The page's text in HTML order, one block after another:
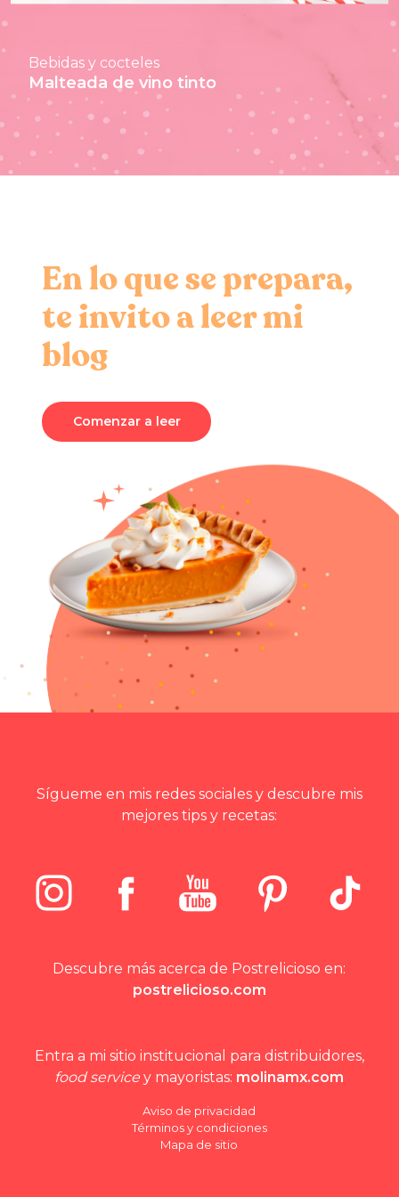
Bebidas y cocteles
Malteada de vino tinto
En lo que se prepara,
te invito a leer mi
blog
Comenzar a leer
Sígueme en mis redes sociales y descubre mis
mejores tips y recetas:
Descubre más acerca de Postrelicioso en:
postrelicioso.com
Entra a mi sitio institucional para distribuidores,
food service y mayoristas: molinamx.com
Aviso de privacidad
Términos y condiciones
Mapa de sitio